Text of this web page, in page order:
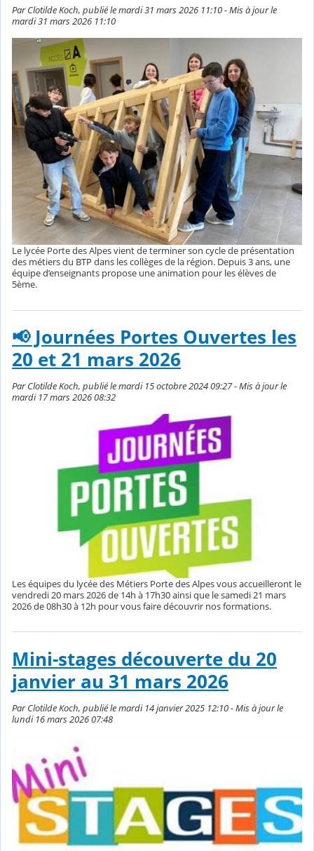
Par Clotilde Koch, publié le mardi 31 mars 2026 11:10 - Mis à jour le
mardi 31 mars 2026 11:10
Le lycée Porte des Alpes vient de terminer son cycle de présentation
des métiers du BTP dans les collèges de la région. Depuis 3 ans, une
équipe d’enseignants propose une animation pour les élèves de
5ème.
📢 Journées Portes Ouvertes les
20 et 21 mars 2026
Par Clotilde Koch, publié le mardi 15 octobre 2024 09:27 - Mis à jour le
mardi 17 mars 2026 08:32
Les équipes du lycée des Métiers Porte des Alpes vous accueilleront le
vendredi 20 mars 2026 de 14h à 17h30 ainsi que le samedi 21 mars
2026 de 08h30 à 12h pour vous faire découvrir nos formations.
Mini-stages découverte du 20
janvier au 31 mars 2026
Par Clotilde Koch, publié le mardi 14 janvier 2025 12:10 - Mis à jour le
lundi 16 mars 2026 07:48